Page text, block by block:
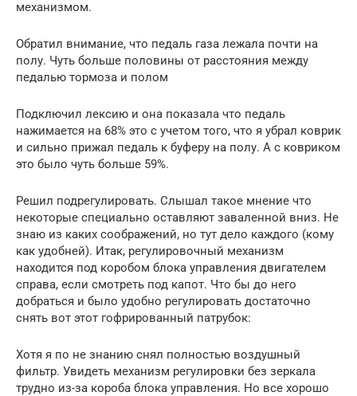
механизмом.
Обратил внимание, что педаль газа лежала почти на
полу. Чуть больше половины от расстояния между
педалью тормоза и полом
Подключил лексию и она показала что педаль
нажимается на 68% это с учетом того, что я убрал коврик
и сильно прижал педаль к буферу на полу. А с ковриком
это было чуть больше 59%.
Решил подрегулировать. Слышал такое мнение что
некоторые специально оставляют заваленной вниз. Не
знаю из каких соображений, но тут дело каждого (кому
как удобней). Итак, регулировочный механизм
находится под коробом блока управления двигателем
справа, если смотреть под капот. Что бы до него
добраться и было удобно регулировать достаточно
снять вот этот гофрированный патрубок:
Хотя я по не знанию снял полностью воздушный
фильтр. Увидеть механизм регулировки без зеркала
трудно из-за короба блока управления. Но все хорошо